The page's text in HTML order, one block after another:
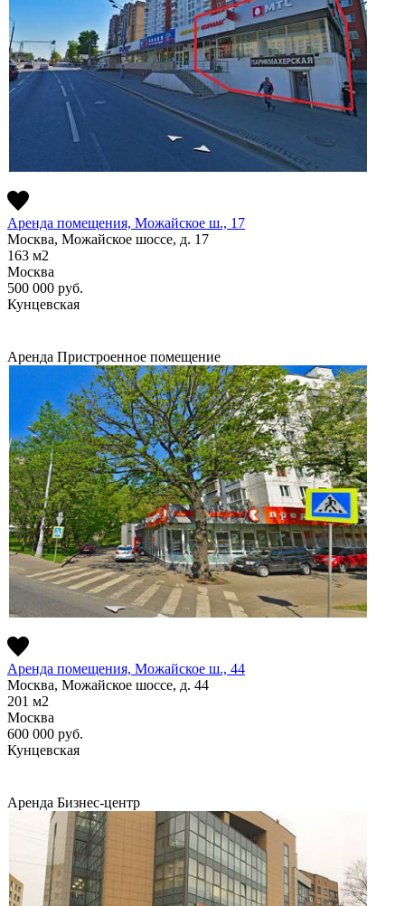
Аренда помещения, Можайское ш., 17
Москва, Можайское шоссе, д. 17
163 м2
Москва
500 000 руб.
Кунцевская
Аренда Пристроенное помещение
Аренда помещения, Можайское ш., 44
Москва, Можайское шоссе, д. 44
201 м2
Москва
600 000 руб.
Кунцевская
Аренда Бизнес-центр